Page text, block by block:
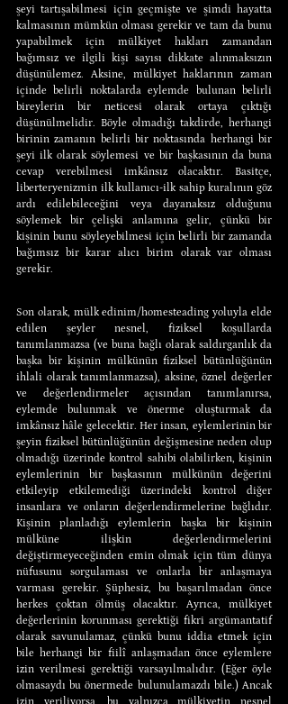
şeyi tartışabilmesi için geçmişte ve şimdi hayatta
kalmasının mümkün olması gerekir ve tam da bunu
yapabilmek için mülkiyet hakları zamandan
bağımsız ve ilgili kişi sayısı dikkate alınmaksızın
düşünülemez. Aksine, mülkiyet haklarının zaman
içinde belirli noktalarda eylemde bulunan belirli
bireylerin bir neticesi olarak ortaya çıktığı
düşünülmelidir. Böyle olmadığı takdirde, herhangi
birinin zamanın belirli bir noktasında herhangi bir
şeyi ilk olarak söylemesi ve bir başkasının da buna
cevap verebilmesi imkânsız olacaktır. Basitçe,
liberteryenizmin ilk kullanıcı-ilk sahip kuralının göz
ardı edilebileceğini veya dayanaksız olduğunu
söylemek bir çelişki anlamına gelir, çünkü bir
kişinin bunu söyleyebilmesi için belirli bir zamanda
bağımsız bir karar alıcı birim olarak var olması
gerekir.
Son olarak, mülk edinim/homesteading yoluyla elde
edilen şeyler nesnel, fiziksel koşullarda
tanımlanmazsa (ve buna bağlı olarak saldırganlık da
başka bir kişinin mülkünün fiziksel bütünlüğünün
ihlali olarak tanımlanmazsa), aksine, öznel değerler
ve değerlendirmeler açısından tanımlanırsa,
eylemde bulunmak ve önerme oluşturmak da
imkânsız hâle gelecektir. Her insan, eylemlerinin bir
şeyin fiziksel bütünlüğünün değişmesine neden olup
olmadığı üzerinde kontrol sahibi olabilirken, kişinin
eylemlerinin bir başkasının mülkünün değerini
etkileyip etkilemediği üzerindeki kontrol diğer
insanlara ve onların değerlendirmelerine bağlıdır.
Kişinin planladığı eylemlerin başka bir kişinin
mülküne ilişkin değerlendirmelerini
değiştirmeyeceğinden emin olmak için tüm dünya
nüfusunu sorgulaması ve onlarla bir anlaşmaya
varması gerekir. Şüphesiz, bu başarılmadan önce
herkes çoktan ölmüş olacaktır. Ayrıca, mülkiyet
değerlerinin korunması gerektiği fikri argümantatif
olarak savunulamaz, çünkü bunu iddia etmek için
bile herhangi bir fiilî anlaşmadan önce eylemlere
izin verilmesi gerektiği varsayılmalıdır. (Eğer öyle
olmasaydı bu önermede bulunulamazdı bile.) Ancak
izin veriliyorsa, bu yalnızca mülkiyetin nesnel